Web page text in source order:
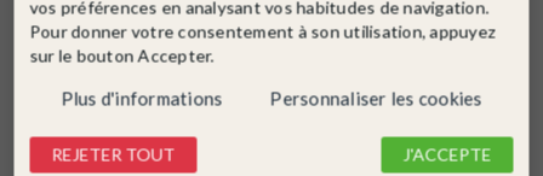
vos préférences en analysant vos habitudes de navigation.
Pour donner votre consentement à son utilisation, appuyez
sur le bouton Accepter.
Plus d'informations Personnaliser les cookies
REJETER TOUT J'ACCEPTE